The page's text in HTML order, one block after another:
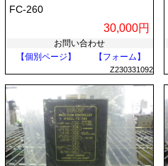
FC-260
30,000円
お問い合わせ
【個別ページ】
【フォーム】
Z230331092